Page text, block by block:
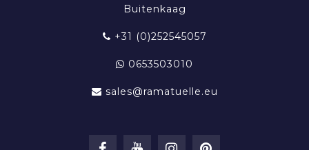
Buitenkaag
+31 (0)252545057
0653503010
sales@ramatuelle.eu